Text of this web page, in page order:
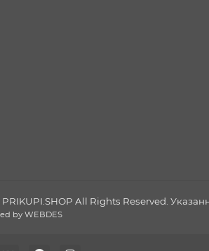
All Rights Reserved.
by WEBDES